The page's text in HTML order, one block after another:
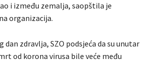
i između zemalja, saopštila je
organizacija.
dan zdravlja, SZO podsjeća da su unutar
od korona virusa bile veće među